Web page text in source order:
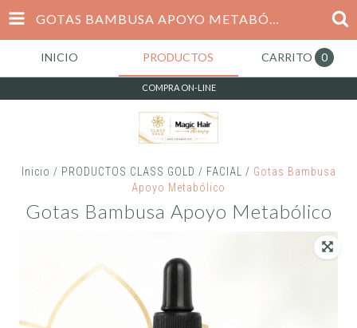
GOTAS BAMBUSA APOYO METABÓLICO
INICIO PRODUCTOS CARRITO 0
COMPRA ON-LINE
Inicio / PRODUCTOS CLASS GOLD / FACIAL / Gotas Bambusa
Apoyo Metabólico
Gotas Bambusa Apoyo Metabólico